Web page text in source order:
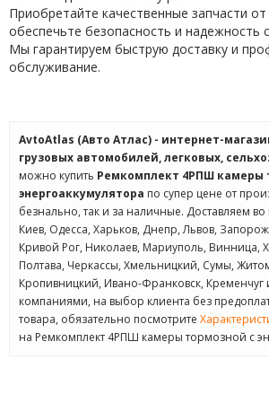
Приобретайте качественные запчасти
обеспечьте безопасность и надежность
Мы гарантируем быструю доставку и
обслуживание.
AvtoAtlas (Авто Атлас) - интернет-
грузовых автомобилей, легковых,
можно купить Ремкомплект 4РПШ камеры
энергоаккумулятора по супер цене от
безнально, так и за наличные. Доставляем
Киев, Одесса, Харьков, Днепр, Львов,
Кривой Рог, Николаев, Мариуполь, Винница,
Полтава, Черкассы, Хмельницкий, Сумы,
Кропивницкий, Ивано-Франковск, Кременчуг
компаниями, на выбор клиента без
товара, обязательно посмотрите
на Ремкомплект 4РПШ камеры тормозной с